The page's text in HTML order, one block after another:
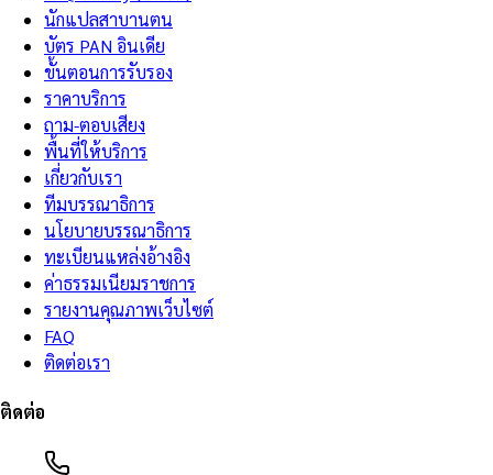
นักแปลสาบานตน
บัตร PAN อินเดีย
ขั้นตอนการรับรอง
ราคาบริการ
ถาม-ตอบเสียง
พื้นที่ให้บริการ
เกี่ยวกับเรา
ทีมบรรณาธิการ
นโยบายบรรณาธิการ
ทะเบียนแหล่งอ้างอิง
ค่าธรรมเนียมราชการ
รายงานคุณภาพเว็บไซต์
FAQ
ติดต่อเรา
ติดต่อ